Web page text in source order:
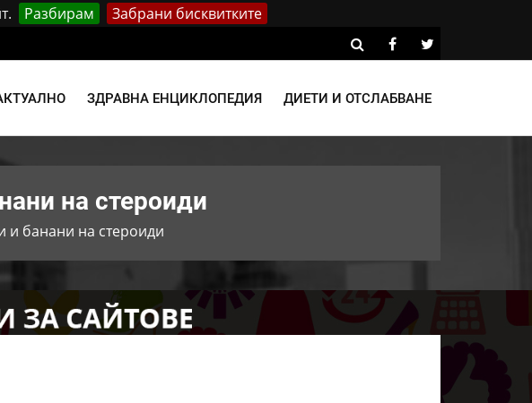
Разбирам Забрани бисквитките
ЗДРАВНА ЕНЦИКЛОПЕДИЯ ДИЕТИ И ОТСЛАБВАНЕ
на стероиди
и банани на стероиди